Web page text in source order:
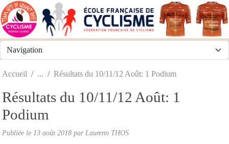
Accueil Résultats du 10/11/12 Août: 1 Podium
Résultats du 10/11/12 Août: 1
Podium
Publiée le 13 août 2018 par Laurenn THOS
Panneau de gestion des cookies